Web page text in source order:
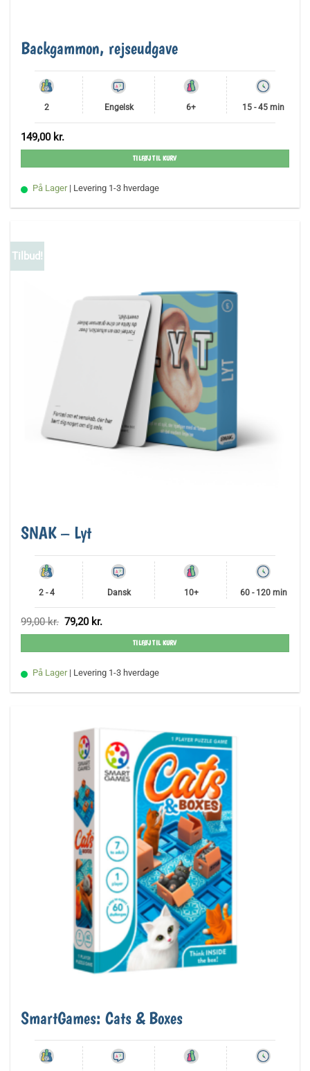
Backgammon, rejseudgave
2 Engelsk 6+ 15 - 45 min
149,00 kr.
TILFØJ TIL KURV
På Lager | Levering 1-3 hverdage
Tilbud!
SNAK – Lyt
2 - 4 Dansk 10+ 60 - 120 min
99,00kr. Den
oprindelige
pris
99,00 kr..
79,20 kr.
aktuelle
pris
79,20 kr..
TILFØJ TIL KURV
På Lager | Levering 1-3 hverdage
SmartGames: Cats & Boxes